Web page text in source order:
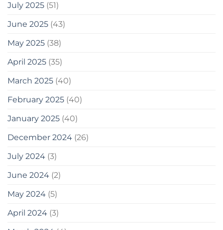
July 2025 (51)
June 2025 (43)
May 2025 (38)
April 2025 (35)
March 2025 (40)
February 2025 (40)
January 2025 (40)
December 2024 (26)
July 2024 (3)
June 2024 (2)
May 2024 (5)
April 2024 (3)